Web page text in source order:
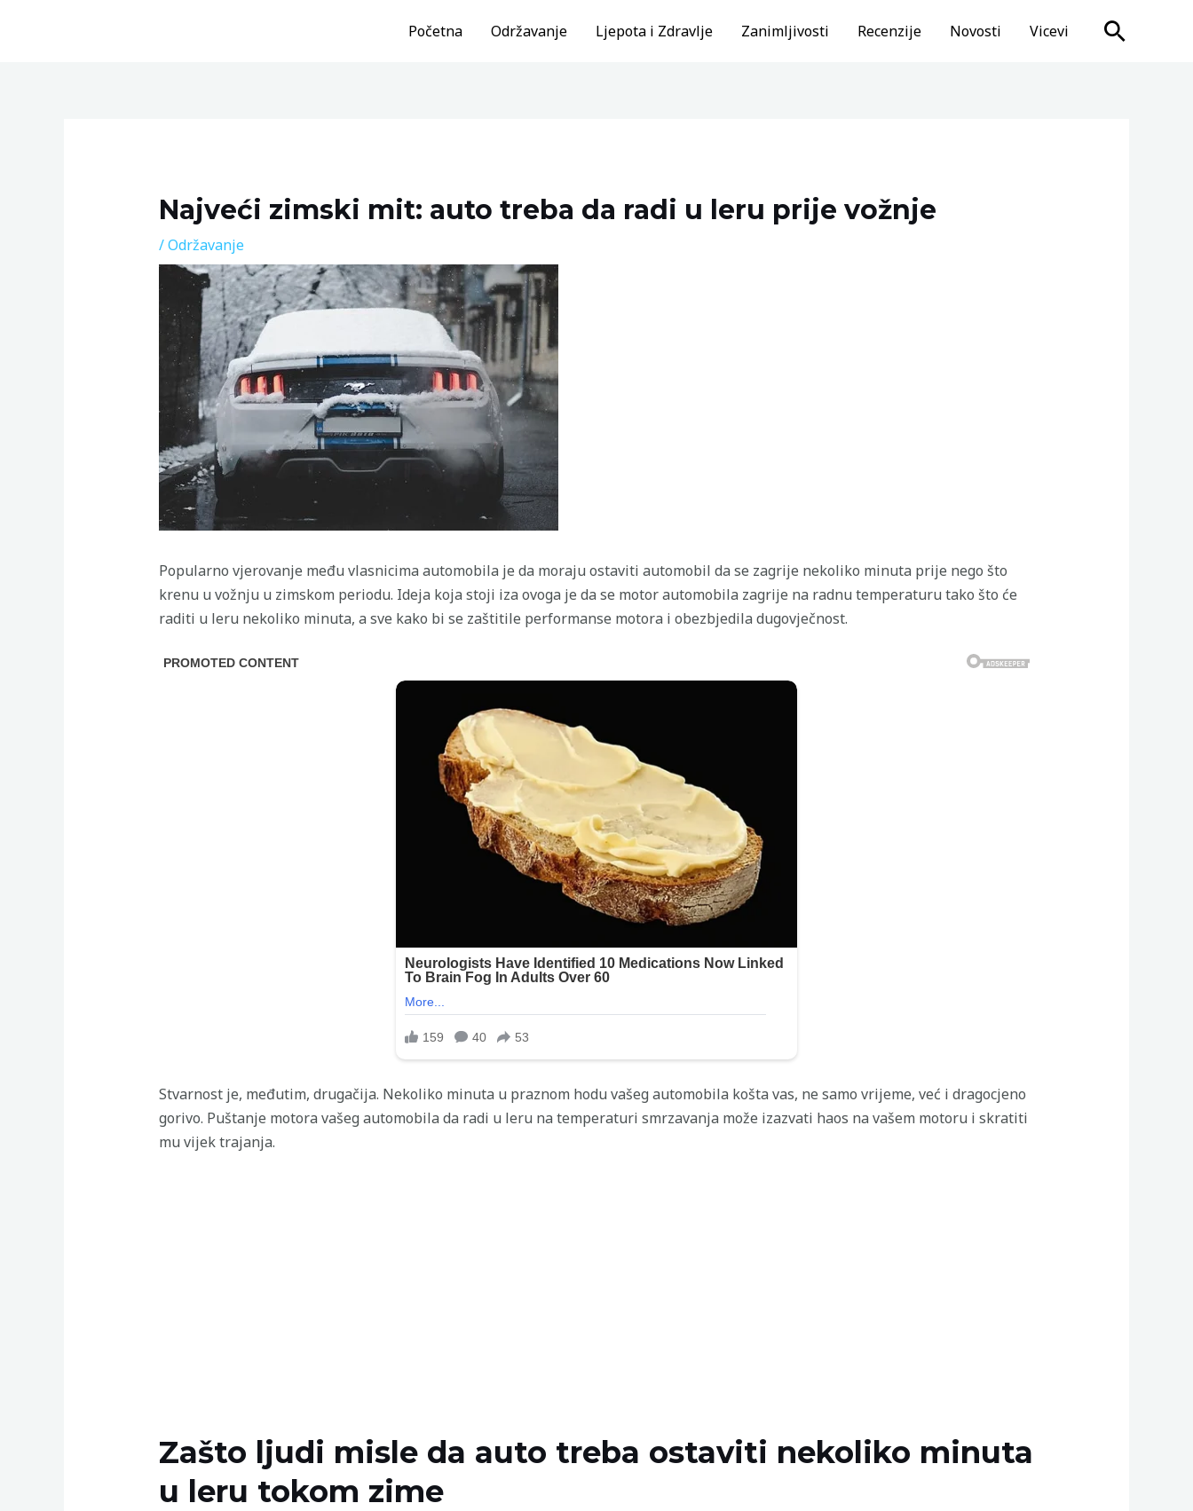
Početna Održavanje Ljepota i Zdravlje Zanimljivosti Recenzije Novosti Vicevi Search
Najveći zimski mit: auto treba da radi u leru prije vožnje
/Održavanje
Popularno vjerovanje među vlasnicima automobila je da moraju ostaviti automobil da se zagrije nekoliko minuta prije nego što
krenu u vožnju u zimskom periodu. Ideja koja stoji iza ovoga je da se motor automobila zagrije na radnu temperaturu tako što će
raditi u leru nekoliko minuta, a sve kako bi se zaštitile performanse motora i obezbjedila dugovječnost.
Stvarnost je, međutim, drugačija. Nekoliko minuta u praznom hodu vašeg automobila košta vas, ne samo vrijeme, već i dragocjeno
gorivo. Puštanje motora vašeg automobila da radi u leru na temperaturi smrzavanja može izazvati haos na vašem motoru i skratiti
mu vijek trajanja.
Zašto ljudi misle da auto treba ostaviti nekoliko minuta
u leru tokom zime